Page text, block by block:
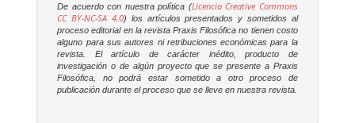
De acuerdo con nuestra política (Licencia Creative Commons
CC BY-NC-SA 4.0) los artículos presentados y sometidos al
proceso editorial en la revistaPraxis Filosófica no tienen costo
alguno para sus autores ni retribuciones económicas para la
revista. El artículo de carácter inédito, producto de
investigación o de algún proyecto que se presente a Praxis
Filosófica , no podrá estar sometido a otro proceso de
publicación durante el proceso que se lleve en nuestra revista.